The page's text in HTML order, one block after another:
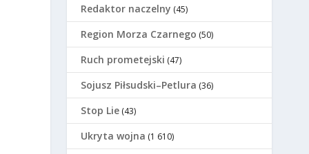
Redaktor naczelny (45)
Region Morza Czarnego (50)
Ruch prometejski (47)
Sojusz Piłsudski–Petlura (36)
Stop Lie (43)
Ukryta wojna (1 610)